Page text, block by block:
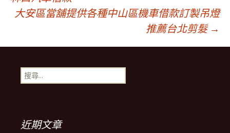
章
導
航
列
大安區當舖提供各種中山區機車借款訂製吊燈
推薦台北剪髮 →
搜
尋
近期文章